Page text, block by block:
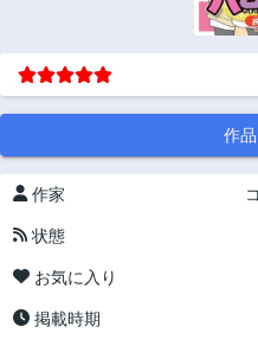
作
作家
状態
お気に入り
掲載時期